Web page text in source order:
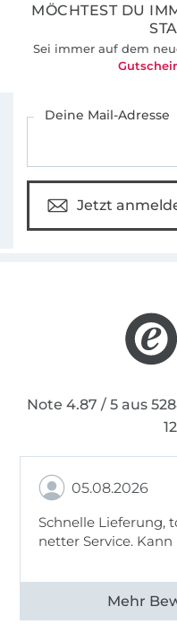
MÖCHTEST DU
Sei immer auf dem
Deine Mail-Adresse
Jetzt
Note 4.87 / 5 aus
05.08.2026
Schnelle Lieferung,
netter Service.
Alle 82930